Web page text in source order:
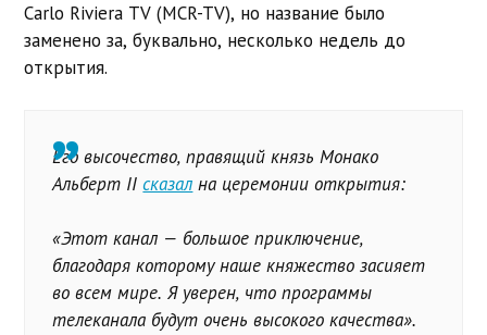
Carlo Riviera TV (MCR-TV), но название было
заменено за, буквально, несколько недель до
открытия.
Его высочество, правящий князь Монако
Альберт IIсказал на церемонии открытия:
«Этот канал — большое приключение,
благодаря которому наше княжество засияет
во всем мире. Я уверен, что программы
телеканала будут очень высокого качества».